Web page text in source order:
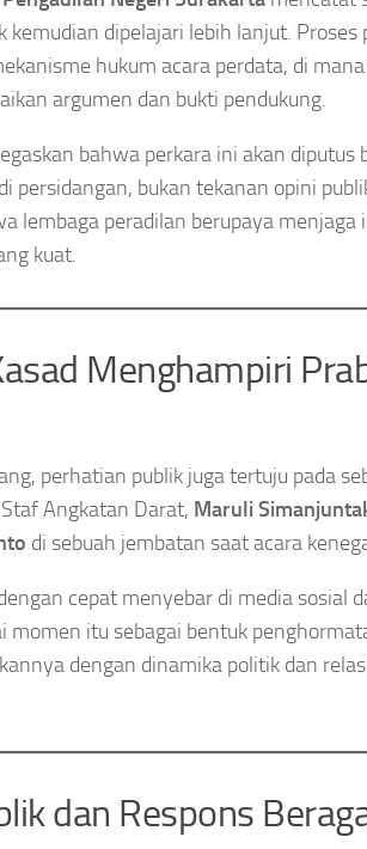
kemudian dipelajari lebih lanjut. Proses
hukum acara perdata, di
argumen dan bukti pendukung.
bahwa perkara ini akan diputus
persidangan, bukan tekanan opini
lembaga peradilan berupaya menjaga
kuat.
Menghampiri
perhatian publik juga tertuju pada
Angkatan Darat, Maruli
di sebuah jembatan saat acara
cepat menyebar di media sosial
momen itu sebagai bentuk
dengan dinamika politik dan
dan Respons